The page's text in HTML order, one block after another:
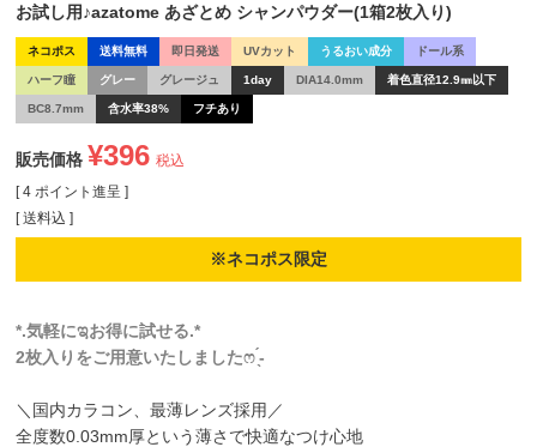
お試し用♪azatome あざとめ シャンパウダー(1箱2枚入り)
ネコポス 送料無料 即日発送 UVカット うるおい成分 ドール系
ハーフ瞳 グレー グレージュ 1day DIA14.0mm 着色直径12.9㎜以下
BC8.7mm 含水率38% フチあり
販売価格 ¥396 税込
[ 4 ポイント進呈 ]
送料込
※ネコポス限定
*.気軽にಇお得に試せる.*
2枚入りをご用意いたしましたෆ ̖́-
＼国内カラコン、最薄レンズ採用／
全度数0.03mm厚という薄さで快適なつけ心地